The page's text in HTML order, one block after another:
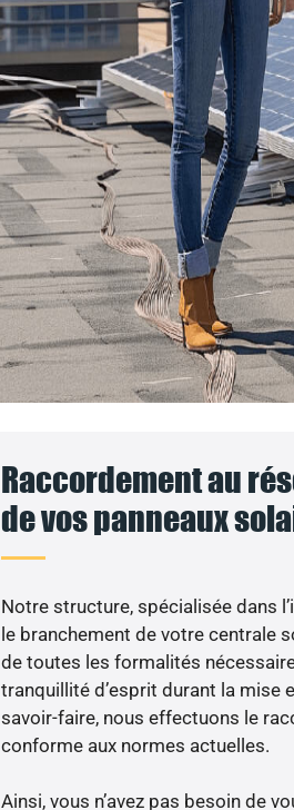
Raccordement au
de vos panneaux
Notre structure, spécialisée dans
le branchement de votre centrale
de toutes les formalités
tranquillité d’esprit durant la mise
savoir-faire, nous effectuons le
conforme aux normes actuelles.
Ainsi, vous n’avez pas besoin de